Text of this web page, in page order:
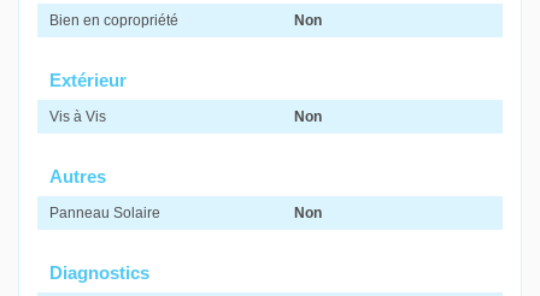
Bien en copropriété Non
Extérieur
Vis à Vis Non
Autres
Panneau Solaire Non
Diagnostics